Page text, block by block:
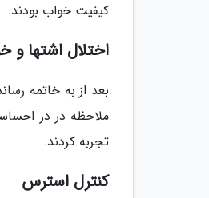
کیفیت خواب بودند.
اختلال اشتها و
ملاحظه در در
تجربه کردند.
کنترل استرس